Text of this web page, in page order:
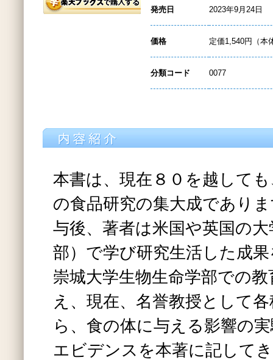
発売日 2023年9月24日
価格 定価1,540円（本
分類コード 0077
本書は、現在８０を越して
の食品研究の集大成であり
与後、著者は米国や英国の
部）で学び研究生活した成
崇城大学生物生命学部での
え、現在、名誉教授として
ら、食の体に与える影響の
エビデンスを本著に記して